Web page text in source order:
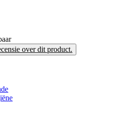
over dit product.